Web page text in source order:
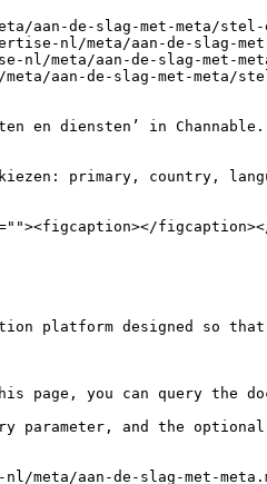
de-slag-met-meta/stel-
nl/meta/aan-de-slag-
meta/aan-de-slag-met-
aan-de-slag-met-meta/
en diensten’ in Channable.
primary, country,
platform designed so
you can query the
parameter, and the
aan-de-slag-met-